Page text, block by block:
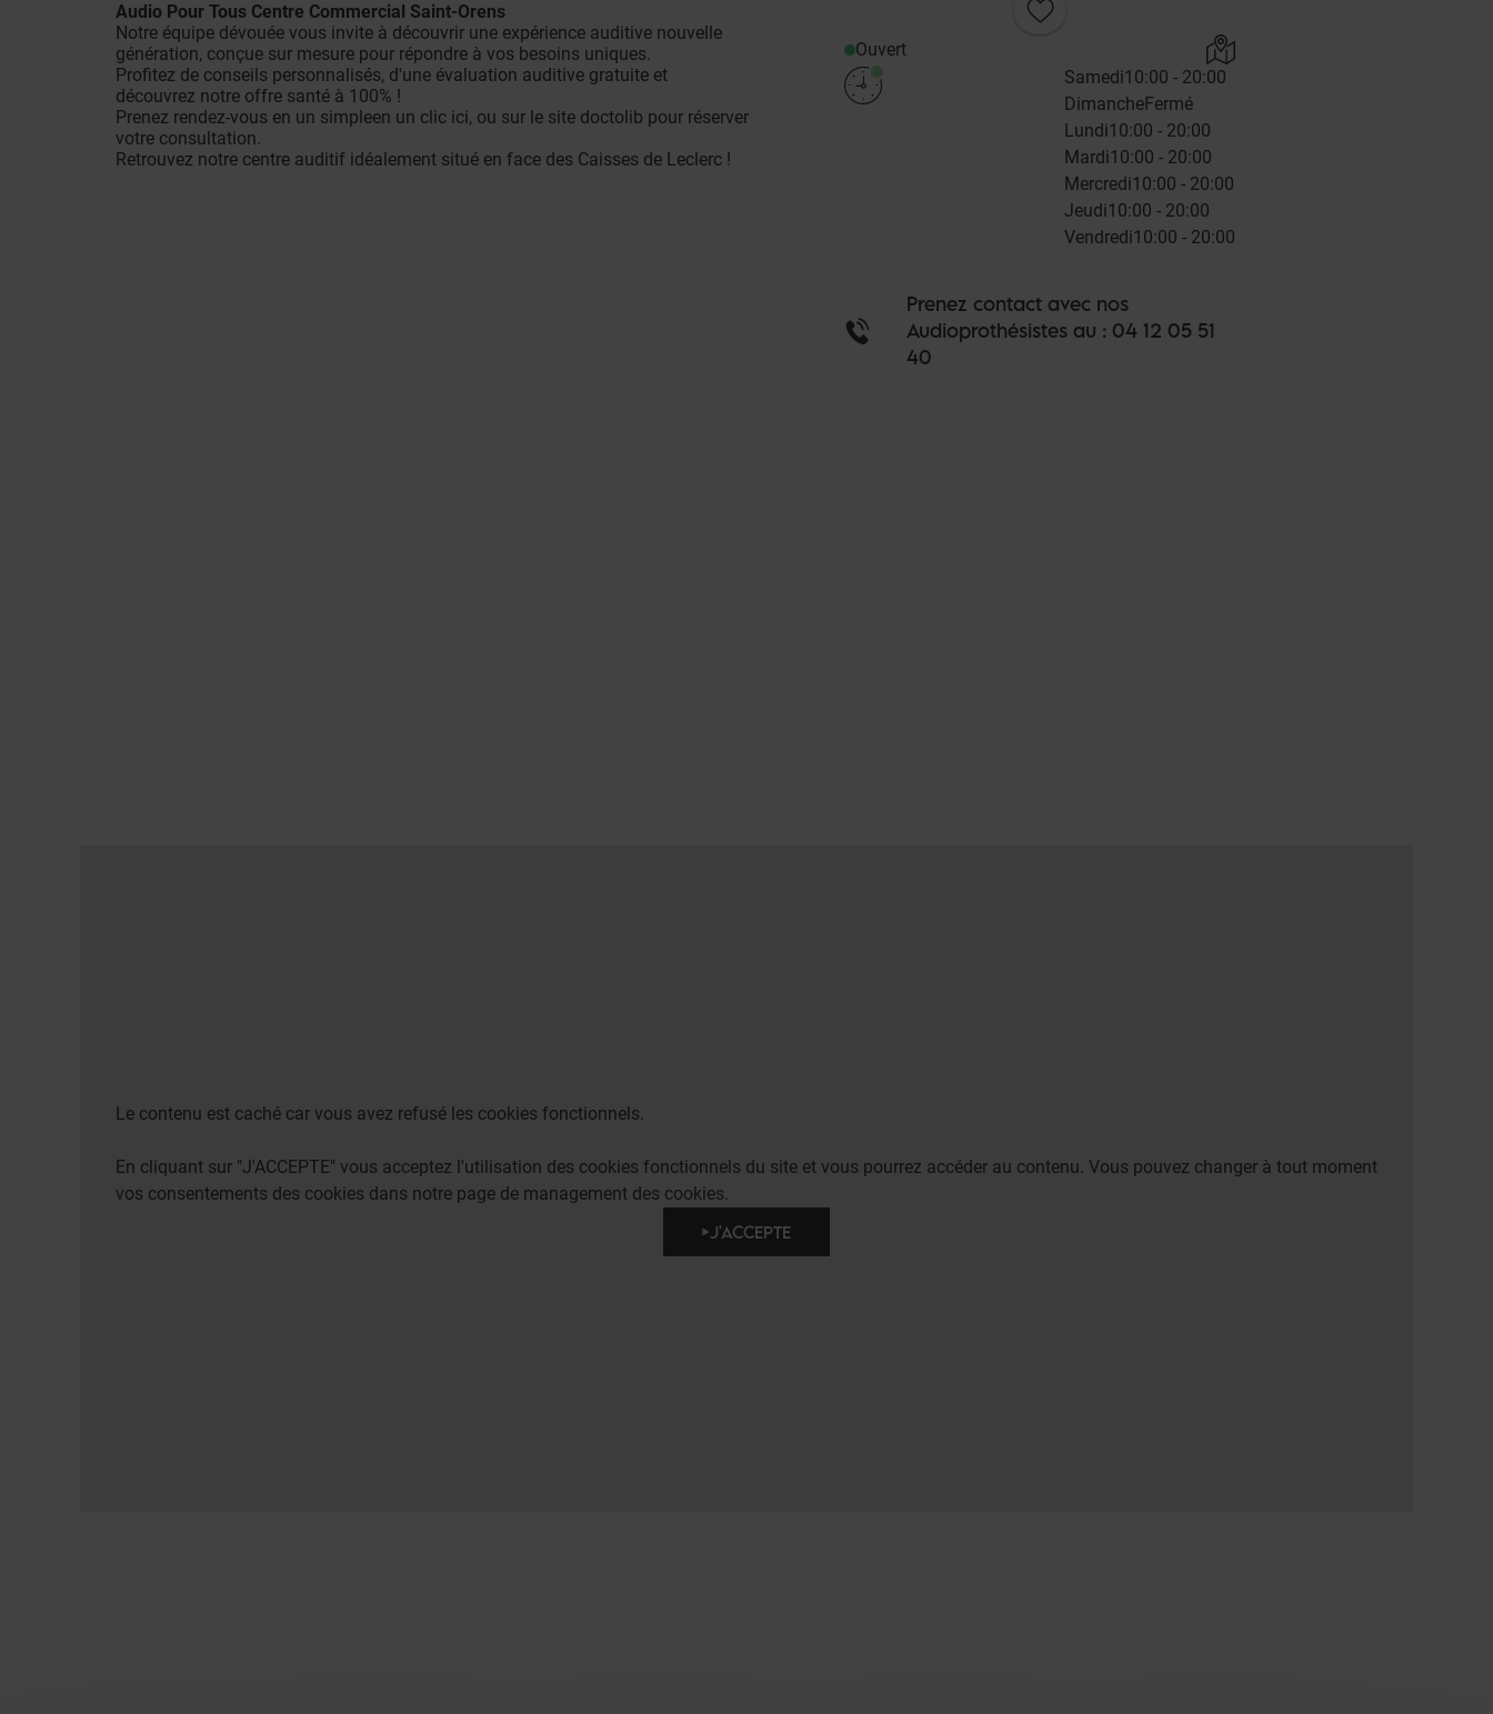
Ouvert
Samedi10:00 - 20:00
DimancheFermé
Lundi10:00 - 20:00
Mardi10:00 - 20:00
Mercredi10:00 - 20:00
Jeudi10:00 - 20:00
Vendredi10:00 - 20:00
Prenez contact avec nos
Audioprothésistes au : 04 12 05 51
40
Audio Pour Tous Centre Commercial Saint-Orens
Notre équipe dévouée vous invite à découvrir une expérience auditive nouvelle
génération, conçue sur mesure pour répondre à vos besoins uniques.
Profitez de conseils personnalisés, d'une évaluation auditive gratuite et
découvrez notre offre santé à 100% !
Prenez rendez-vous en un simpleen un clic ici, ou sur le site doctolib pour réserver
votre consultation.
Retrouvez notre centre auditif idéalement situé en face des Caisses de Leclerc !
Le contenu est caché car vous avez refusé les cookies fonctionnels.
En cliquant sur "J'ACCEPTE" vous acceptez l'utilisation des cookies fonctionnels du site et vous pourrez accéder au contenu. Vous pouvez changer à tout moment
vos consentements des cookies dans notre page de management des cookies.
J'ACCEPTE